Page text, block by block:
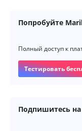
Попробуйте
Полный доступ к
Тестировать
Подпишитесь на